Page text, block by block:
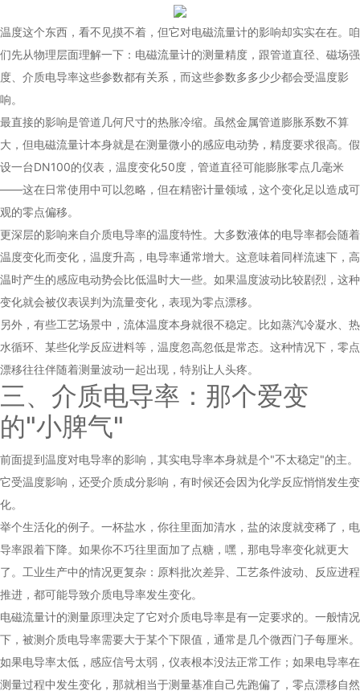
温度这个东西，看不见摸不着，但它对电磁流量计的影响却实实在在。咱
们先从物理层面理解一下：电磁流量计的测量精度，跟管道直径、磁场强
度、介质电导率这些参数都有关系，而这些参数多多少少都会受温度影
响。
最直接的影响是管道几何尺寸的热胀冷缩。虽然金属管道膨胀系数不算
大，但电磁流量计本身就是在测量微小的感应电动势，精度要求很高。假
设一台DN100的仪表，温度变化50度，管道直径可能膨胀零点几毫米
——这在日常使用中可以忽略，但在精密计量领域，这个变化足以造成可
观的零点偏移。
更深层的影响来自介质电导率的温度特性。大多数液体的电导率都会随着
温度变化而变化，温度升高，电导率通常增大。这意味着同样流速下，高
温时产生的感应电动势会比低温时大一些。如果温度波动比较剧烈，这种
变化就会被仪表误判为流量变化，表现为零点漂移。
另外，有些工艺场景中，流体温度本身就很不稳定。比如蒸汽冷凝水、热
水循环、某些化学反应进料等，温度忽高忽低是常态。这种情况下，零点
漂移往往伴随着测量波动一起出现，特别让人头疼。
三、介质电导率：那个爱变
的"小脾气"
前面提到温度对电导率的影响，其实电导率本身就是个"不太稳定"的主。
它受温度影响，还受介质成分影响，有时候还会因为化学反应悄悄发生变
化。
举个生活化的例子。一杯盐水，你往里面加清水，盐的浓度就变稀了，电
导率跟着下降。如果你不巧往里面加了点糖，嘿，那电导率变化就更大
了。工业生产中的情况更复杂：原料批次差异、工艺条件波动、反应进程
推进，都可能导致介质电导率发生变化。
电磁流量计的测量原理决定了它对介质电导率是有一定要求的。一般情况
下，被测介质电导率需要大于某个下限值，通常是几个微西门子每厘米。
如果电导率太低，感应信号太弱，仪表根本没法正常工作；如果电导率在
测量过程中发生变化，那就相当于测量基准自己先跑偏了，零点漂移自然